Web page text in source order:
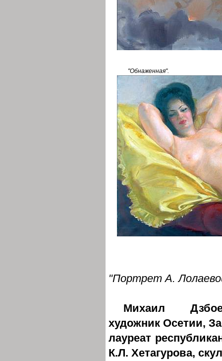
"Обнаженная".
"Портрет А.
Михаил
художник Осетии,
лауреат
К.Л. Хетагурова,